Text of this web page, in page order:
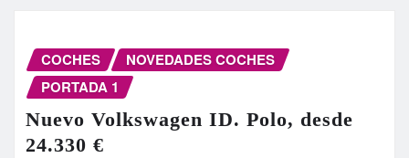
COCHES
NOVEDADES COCHES
PORTADA 1
Nuevo Volkswagen ID. Polo, desde
24.330 €